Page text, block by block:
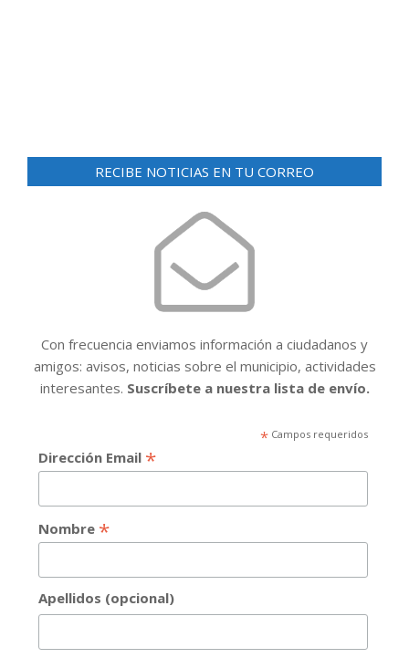
t
o
RECIBE NOTICIAS EN TU CORREO
Con frecuencia enviamos información a ciudadanos y
amigos: avisos, noticias sobre el municipio, actividades
interesantes. Suscríbete a nuestra lista de envío.
*Campos requeridos
Dirección Email *
Nombre *
Apellidos (opcional)